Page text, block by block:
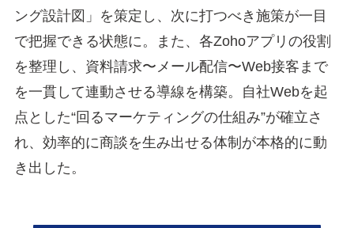
ング設計図」を策定し、次に打つべき施策が一目
で把握できる状態に。また、各Zohoアプリの役割
を整理し、資料請求〜メール配信〜Web接客まで
を一貫して連動させる導線を構築。自社Webを起
点とした“回るマーケティングの仕組み”が確立さ
れ、効率的に商談を生み出せる体制が本格的に動
き出した。